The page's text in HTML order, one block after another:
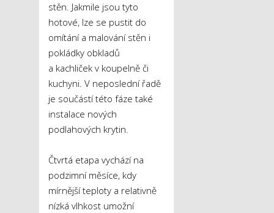
stěn. Jakmile jsou tyto
hotové, lze se pustit do
omítání a malování stěn i
pokládky obkladů
a kachliček v koupelně či
kuchyni. V neposlední řadě
je součástí této fáze také
instalace nových
podlahových krytin.
Čtvrtá etapa vychází na
podzimní měsíce, kdy
mírnější teploty a relativně
nízká vlhkost umožní